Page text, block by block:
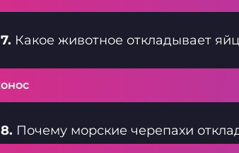
Какое животное откладывает
Почему морские черепахи